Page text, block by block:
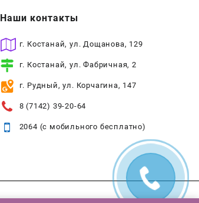
Наши контакты
г. Костанай, ул. Дощанова, 129
г. Костанай, ул. Фабричная, 2
г. Рудный, ул. Корчагина, 147
8 (7142) 39-20-64
2064 (с мобильного бесплатно)